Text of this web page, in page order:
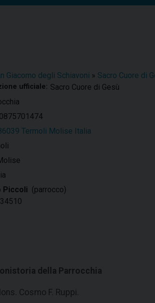
Giacomo degli Schiavoni » Sacro Cuore di
ufficiale: Sacro Cuore di Gesù
0875701474
Termoli Molise Italia
Piccoli (parrocco)
della Parrocchia
Cosmo F. Ruppi.